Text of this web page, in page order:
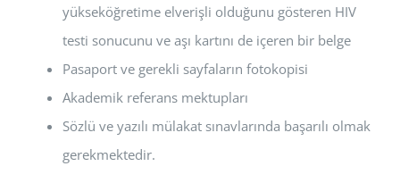
yükseköğretime elverişli olduğunu gösteren HIV
testi sonucunu ve aşı kartını de içeren bir belge
Pasaport ve gerekli sayfaların fotokopisi
Akademik referans mektupları
Sözlü ve yazılı mülakat sınavlarında başarılı olmak
gerekmektedir.